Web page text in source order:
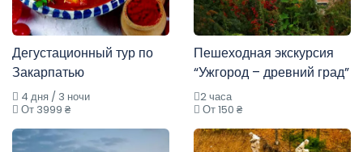
Дегустационный тур по
Закарпатью
4 дня / 3 ночи
От 3999 ₴
Пешеходная экскурсия
“Ужгород – древний град”
2 часа
От 150 ₴